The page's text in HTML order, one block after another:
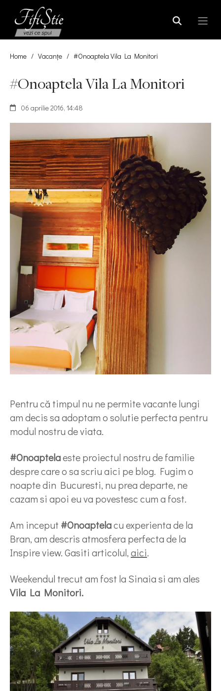
Home / Vacanțe / #Onoaptela Vila La Monitori
#Onoaptela Vila La Monitori
06 aprilie 2016, 14:48
Pentru că timpul nu ne permite vacante lungi
am decis sa adoptam o solutie perfecta pentru
modul nostru de viata.
#Onoaptelaeste proiectul nostru de familie
despre care o sa scriu aici pe blog. Fugim o
noapte din Bucuresti, nu prea departe, ne
cazam si apoi eu va povestesc cum a fost.
Am inceput #Onoaptelacu experienta de la
Bran, am descris atmosfera perfecta de la
Inspire view. Gasiti articolul,aici.
Weekendul trecut am fost la Sinaia si am ales
Vila La Monitori.